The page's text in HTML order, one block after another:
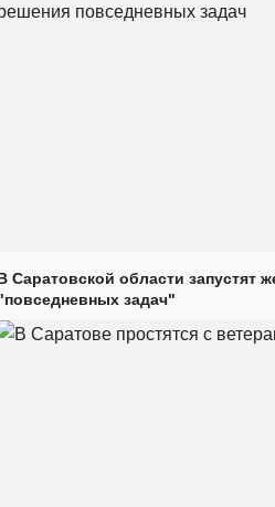
Саратовской области запустят
задач"